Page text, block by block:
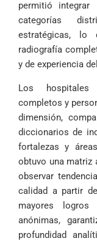
permitió integrar
categorías
estratégicas,
radiografía
y de experiencia
Los hospitales
completos y
dimensión,
diccionarios de
fortalezas y
obtuvo una matriz
observar
calidad a partir
mayores
anónimas,
profundidad